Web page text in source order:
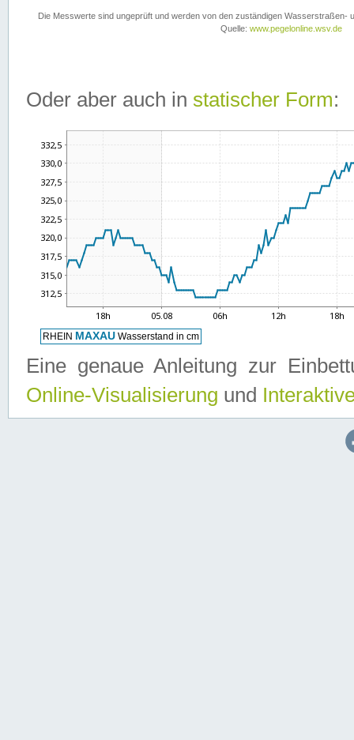
Oder aber auch in statischer Form:
Eine genaue Anleitung zur
Online-Visualisierung und